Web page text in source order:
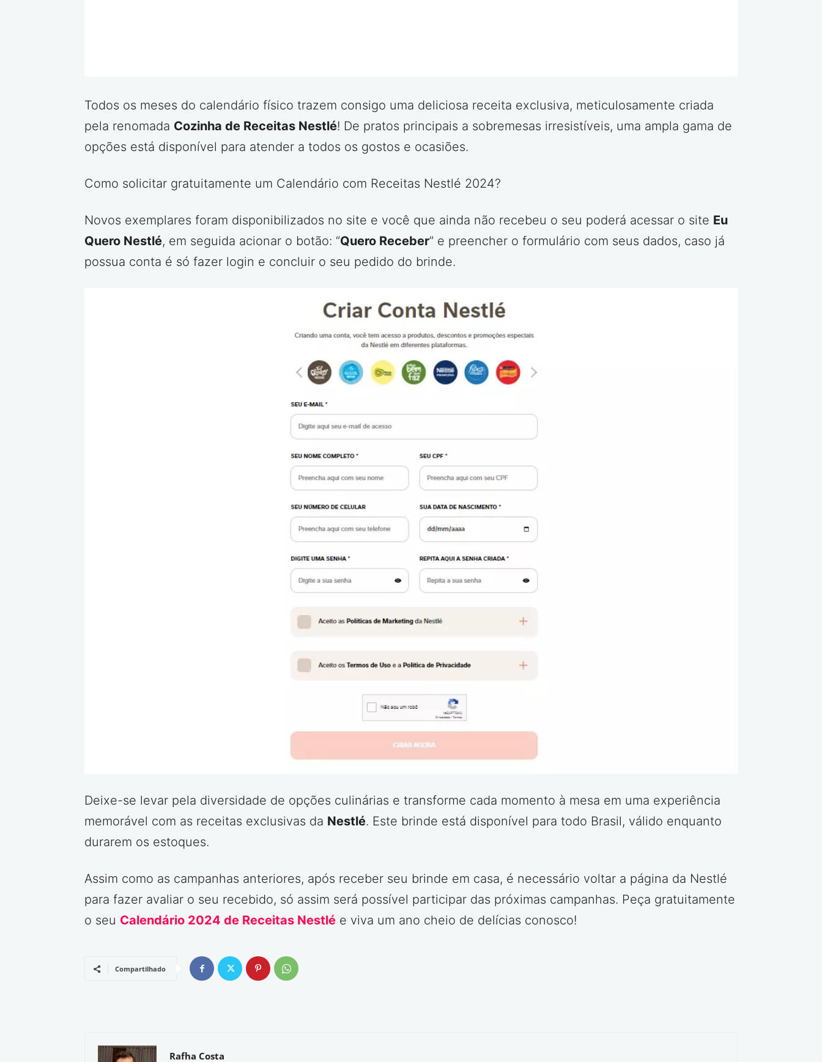
Todos os meses do calendário físico trazem consigo uma deliciosa receita exclusiva, meticulosamente criada
pela renomada Cozinha de Receitas Nestlé! De pratos principais a sobremesas irresistíveis, uma ampla gama de
opções está disponível para atender a todos os gostos e ocasiões.
Como solicitar gratuitamente um Calendário com Receitas Nestlé 2024?
Novos exemplares foram disponibilizados no site e você que ainda não recebeu o seu poderá acessar o site Eu
Quero Nestlé, em seguida acionar o botão: “Quero Receber” e preencher o formulário com seus dados, caso já
possua conta é só fazer login e concluir o seu pedido do brinde.
Deixe-se levar pela diversidade de opções culinárias e transforme cada momento à mesa em uma experiência
memorável com as receitas exclusivas da Nestlé. Este brinde está disponível para todo Brasil, válido enquanto
durarem os estoques.
Assim como as campanhas anteriores, após receber seu brinde em casa, é necessário voltar a página da Nestlé
para fazer avaliar o seu recebido, só assim será possível participar das próximas campanhas. Peça gratuitamente
o seu Calendário 2024 de Receitas Nestlé e viva um ano cheio de delícias conosco!
Compartilhado
Rafha Costa